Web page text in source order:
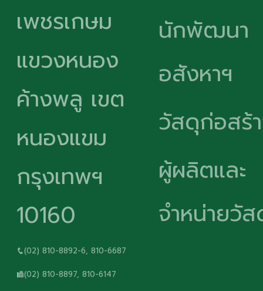
เพชรเกษม
แขวงหนอง
ค้างพลู เขต
หนองแขม
กรุงเทพฯ
10160
(02) 810-8892-6, 810-6687
(02) 810-8897, 810-6147
นักพัฒนา
อสังหาฯ
วัสดุก่อสร้
ผู้ผลิตและ
จำหน่ายวั